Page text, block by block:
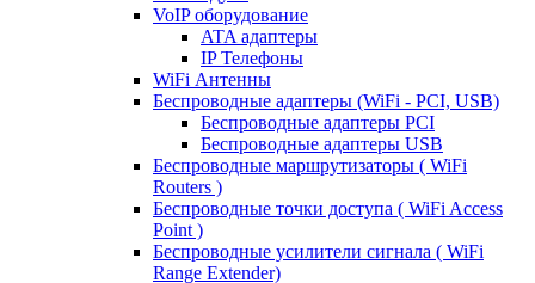
VoIP оборудование
ATA адаптеры
IP Телефоны
WiFi Антенны
Беспроводные адаптеры (WiFi - PCI, USB)
Беспроводные адаптеры PCI
Беспроводные адаптеры USB
Беспроводные маршрутизаторы ( WiFi
Routers )
Беспроводные точки доступа ( WiFi Access
Point )
Беспроводные усилители сигнала ( WiFi
Range Extender)